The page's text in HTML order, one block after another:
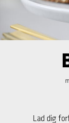
Lad dig